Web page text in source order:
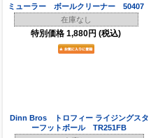
ミューラー ボールクリーナー 50407
在庫なし
特別価格 1,880円 (税込)